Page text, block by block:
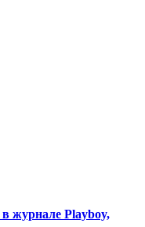
журнале Playboy,